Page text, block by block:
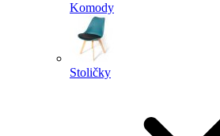
Komody
Stoličky